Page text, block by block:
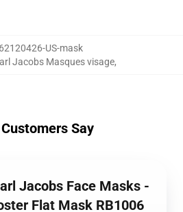
62120426-US-mask
Jacobs Masques visage,
Say
Jacobs Face Masks -
Flat Mask RB1006